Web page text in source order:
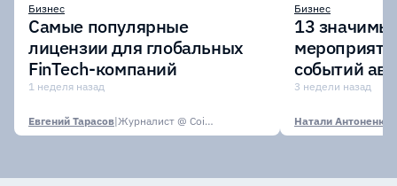
Бизнес
Самые популярные
лицензии для глобальных
FinTech-компаний
1 неделя назад
Евгений Тарасов| Журналист @ CoinsPaid Media
Бизнес
13
событий
3 недели назад
Натали Антоненко